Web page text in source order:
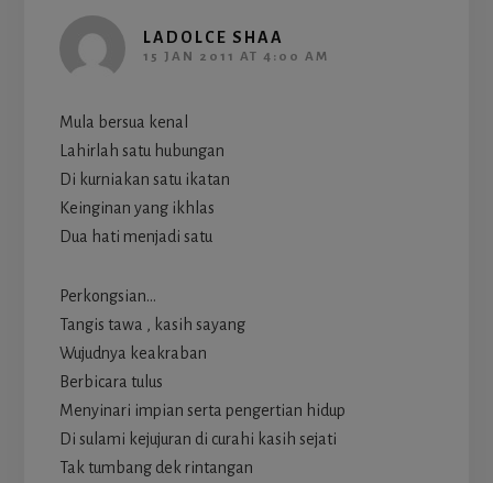
LADOLCE SHAA
15 JAN 2011 AT 4:00 AM
Mula bersua kenal
Lahirlah satu hubungan
Di kurniakan satu ikatan
Keinginan yang ikhlas
Dua hati menjadi satu
Perkongsian…
Tangis tawa , kasih sayang
Wujudnya keakraban
Berbicara tulus
Menyinari impian serta pengertian hidup
Di sulami kejujuran di curahi kasih sejati
Tak tumbang dek rintangan